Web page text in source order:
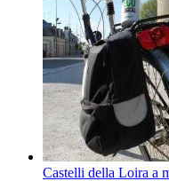
Castelli della Loira a